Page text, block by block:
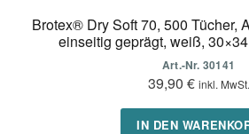
Brotex® Dry Soft 70, 500 Tücher,
einseitig geprägt, weiß,
Art.-Nr. 30141
39,90 € inkl. MwSt.
IN DEN